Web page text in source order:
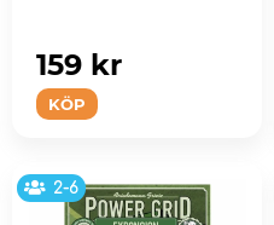
KÖP
159 kr
2-6